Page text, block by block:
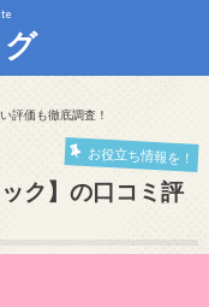
評価も徹底調査！
お役立ち情報を！
ク】の口コミ評